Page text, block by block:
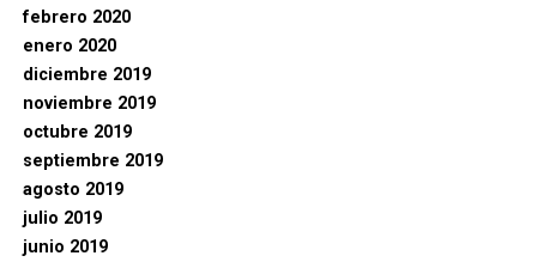
febrero 2020
enero 2020
diciembre 2019
noviembre 2019
octubre 2019
septiembre 2019
agosto 2019
julio 2019
junio 2019